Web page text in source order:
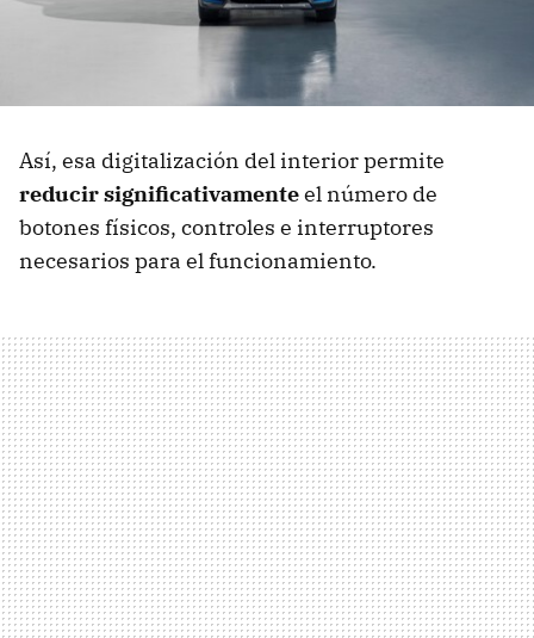
Así, esa digitalización del interior permite
reducir significativamenteel número de
botones físicos, controles e interruptores
necesarios para el funcionamiento.